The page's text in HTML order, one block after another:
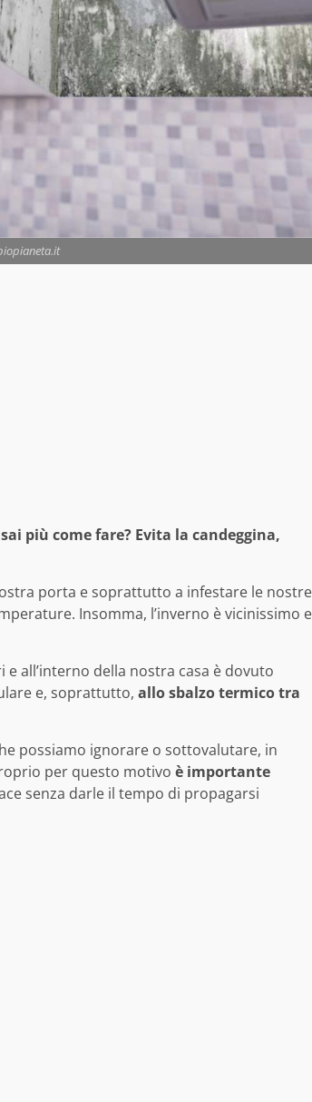
più come fare? Evita la candeggina,
porta e soprattutto a infestare le nostre
Insomma, l’inverno è vicinissimo e
all’interno della nostra casa è dovuto
e, soprattutto, allo sbalzo termico tra
possiamo ignorare o sottovalutare, in
per questo motivo è importante
senza darle il tempo di propagarsi